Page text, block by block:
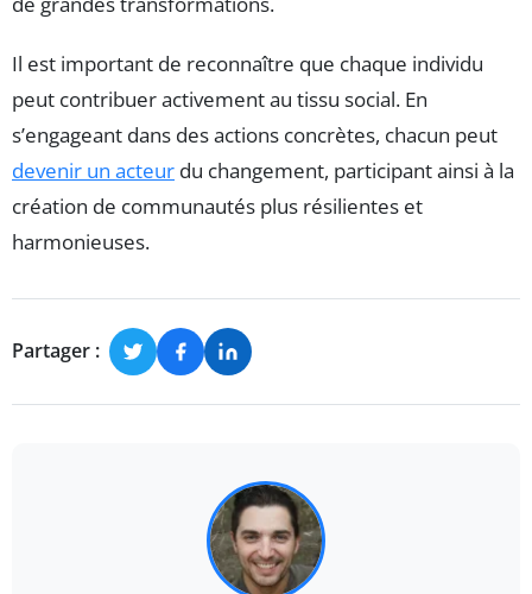
Il est important de reconnaître que chaque individu
peut contribuer activement au tissu social. En
s’engageant dans des actions concrètes, chacun peut
devenir un acteur du changement, participant ainsi à la
création de communautés plus résilientes et
harmonieuses.
Partager :